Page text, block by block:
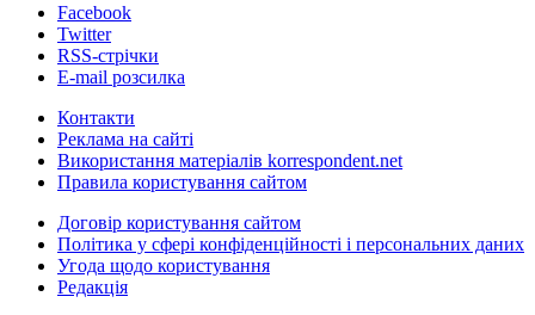
Facebook
Twitter
RSS-стрічки
E-mail розсилка
Контакти
Реклама на сайті
Використання матеріалів korrespondent.net
Правила користування сайтом
Договір користування сайтом
Політика у сфері конфіденційності і персональних даних
Угода щодо користування
Редакція